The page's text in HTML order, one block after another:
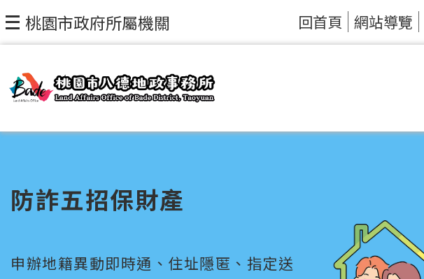
桃園市政府所屬機關 回首頁 網站導覽
防詐五招保財產
申辦地籍異動即時通、住址隱匿、指定送